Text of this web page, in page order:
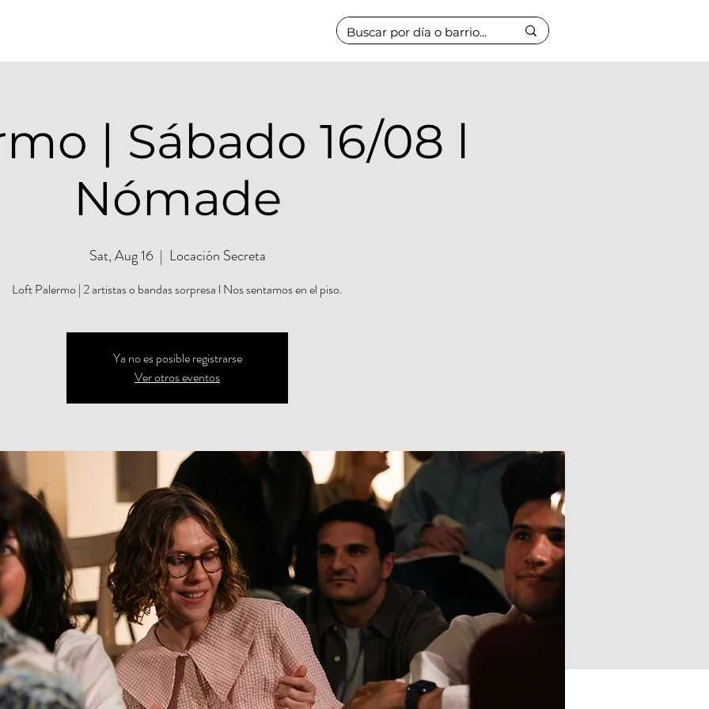
| Sábado 16/08 l
Nómade
Sat, Aug 16
  |
Locación Secreta
Loft Palermo | 2 artistas o bandas sorpresa l Nos sentamos en el piso.
Ya no es posible registrarse
Ver otros eventos